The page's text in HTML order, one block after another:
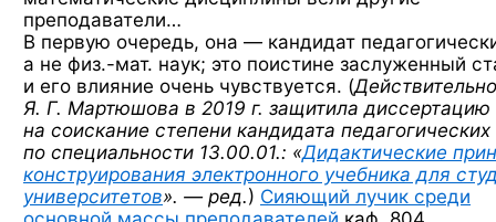
преподаватели…
В первую очередь, она — кандидат
а не физ.-мат. наук; это поистине заслуженный
и его влияние очень чувствуется. (
Я. Г. Мартюшова в 2019 г. защитила диссертацию
на соискание степени кандидата педагогических
по специальности 13.00.01.: «Дидактические
конструирования электронного учебника для
университетов». — ред.) Сияющий лучик среди